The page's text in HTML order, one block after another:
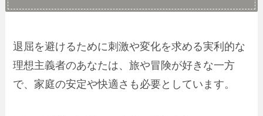
退屈を避けるために刺激や変化を求める実利的な
理想主義者のあなたは、旅や冒険が好きな一方
で、家庭の安定や快適さも必要としています。